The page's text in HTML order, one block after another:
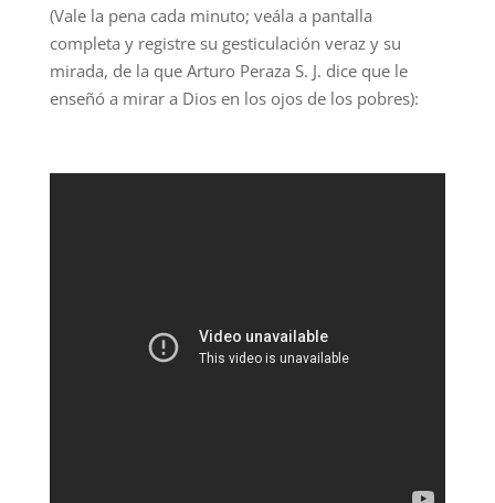
(Vale la pena cada minuto; veála a pantalla
completa y registre su gesticulación veraz y su
mirada, de la que Arturo Peraza S. J. dice que le
enseñó a mirar a Dios en los ojos de los pobres):